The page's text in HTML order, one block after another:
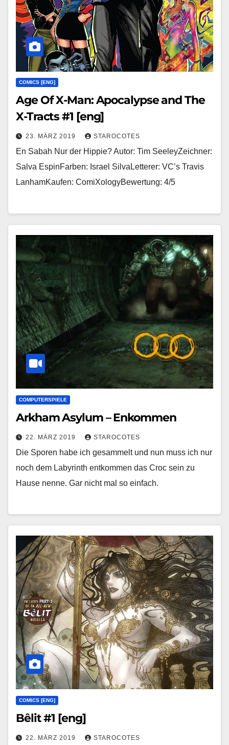
COMICS [ENG]
Age Of X-Man: Apocalypse and The
X-Tracts #1 [eng]
23. MÄRZ 2019 STAROCOTES
En Sabah Nur der Hippie? Autor: Tim SeeleyZeichner:
Salva EspinFarben: Israel SilvaLetterer: VC’s Travis
LanhamKaufen: ComiXologyBewertung: 4/5
COMPUTERSPIELE
Arkham Asylum – Enkommen
22. MÄRZ 2019 STAROCOTES
Die Sporen habe ich gesammelt und nun muss ich nur
noch dem Labyrinth entkommen das Croc sein zu
Hause nenne. Gar nicht mal so einfach.
COMICS [ENG]
Bêlit #1 [eng]
22. MÄRZ 2019 STAROCOTES